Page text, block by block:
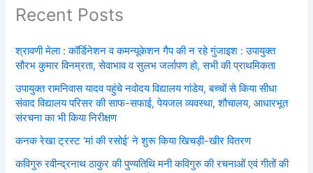
Recent Posts
श्रावणी मेला : कॉर्डिनेशन व कमन्यूकेशन गैप की न रहे गुंजाइश : उपायुक्त
सौरभ कुमार विनम्रता, सेवाभाव व सुलभ जर्लापण हो, सभी की प्राथमिकता
उपायुक्त रामनिवास यादव पहुंचे नवोदय विद्यालय गांडेय, बच्चों से किया सीधा
संवाद विद्यालय परिसर की साफ-सफाई, पेयजल व्यवस्था, शौचालय, आधारभूत
संरचना का भी किया निरीक्षण
कनक रेखा ट्रस्ट ‘मां की रसोई’ ने शुरू किया खिचड़ी-खीर वितरण
कविगुरु रवीन्द्रनाथ ठाकुर की पुण्यतिथि मनी कविगुरु की रचनाओं एवं गीतों की